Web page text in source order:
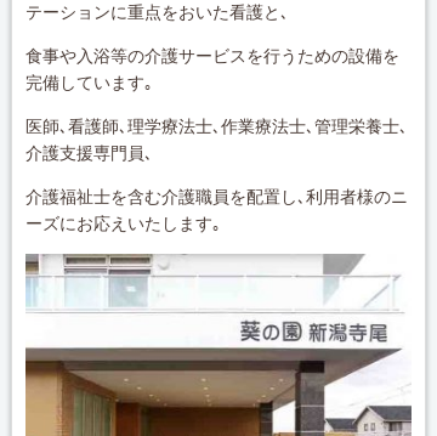
テーションに重点をおいた看護と､
食事や入浴等の介護サービスを行うための設備を
完備しています｡
医師､看護師､理学療法士､作業療法士､管理栄養士､
介護支援専門員､
介護福祉士を含む介護職員を配置し､利用者様のニ
ーズにお応えいたします｡